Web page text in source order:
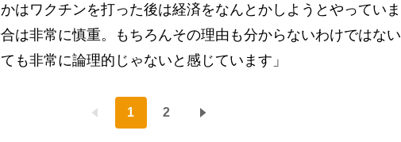
はワクチンを打った後は経済をなんとかしようとやっていま
は非常に慎重。もちろんその理由も分からないわけではない
も非常に論理的じゃないと感じています」
1 2